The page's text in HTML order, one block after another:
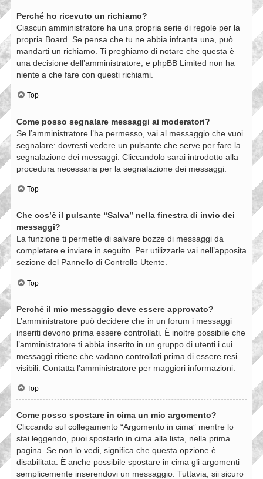
Perché ho ricevuto un richiamo?
Ciascun amministratore ha una propria serie di regole per la
propria Board. Se pensa che tu ne abbia infranta una, può
mandarti un richiamo. Ti preghiamo di notare che questa è
una decisione dell’amministratore, e phpBB Limited non ha
niente a che fare con questi richiami.
Top
Come posso segnalare messaggi ai moderatori?
Se l’amministratore l’ha permesso, vai al messaggio che vuoi
segnalare: dovresti vedere un pulsante che serve per fare la
segnalazione dei messaggi. Cliccandolo sarai introdotto alla
procedura necessaria per la segnalazione dei messaggi.
Top
Che cos’è il pulsante “Salva” nella finestra di invio dei
messaggi?
La funzione ti permette di salvare bozze di messaggi da
completare e inviare in seguito. Per utilizzarle vai nell’apposita
sezione del Pannello di Controllo Utente.
Top
Perché il mio messaggio deve essere approvato?
L’amministratore può decidere che in un forum i messaggi
inseriti devono prima essere controllati. È inoltre possibile che
l’amministratore ti abbia inserito in un gruppo di utenti i cui
messaggi ritiene che vadano controllati prima di essere resi
visibili. Contatta l’amministratore per maggiori informazioni.
Top
Come posso spostare in cima un mio argomento?
Cliccando sul collegamento “Argomento in cima” mentre lo
stai leggendo, puoi spostarlo in cima alla lista, nella prima
pagina. Se non lo vedi, significa che questa opzione è
disabilitata. È anche possibile spostare in cima gli argomenti
semplicemente inserendovi un messaggio. Tuttavia, sii sicuro